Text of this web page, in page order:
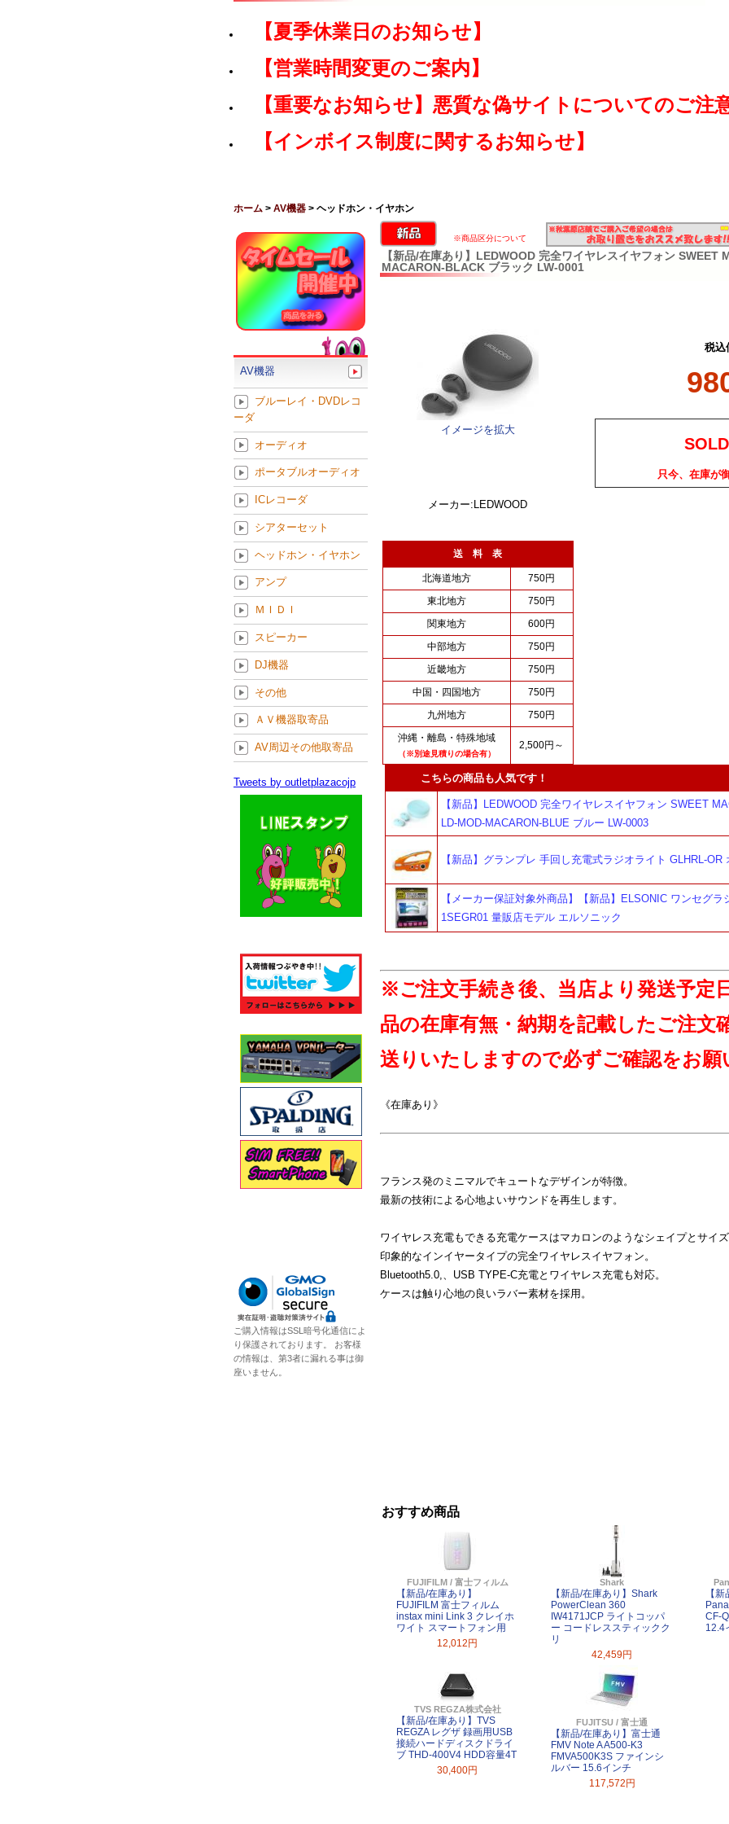
【夏季休業日のお知らせ】
【営業時間変更のご案内】
【重要なお知らせ】悪質な偽サイトについてのご注
【インボイス制度に関するお知らせ】
ホーム > AV機器 > ヘッドホン・イヤホン
※商品区分について
【新品/在庫あり】LEDWOOD 完全ワイヤレスイヤフォン SWEET
MACARON-BLACK ブラック LW-0001
イメージを拡大
メーカー:LEDWOOD
送 料 表
北海道地方
750円
東北地方
750円
関東地方
600円
中部地方
750円
近畿地方
750円
中国・四国地方
750円
九州地方
750円
沖縄・離島・特殊地域
（※別途見積りの場合有）
2,500円～
税込
只今、在庫が
こちらの商品も人気です！
【新品】LEDWOOD 完全ワイヤレスイヤフォン SWEET
LD-MOD-MACARON-BLUE ブルー LW-0003
【新品】グランプレ 手回し充電式ラジオライト GLHRL-OR
【メーカー保証対象外商品】【新品】ELSONIC ワンセグラ
1SEGR01 量販店モデル エルソニック
※ご注文手続き後、当店より発送予定
品の在庫有無・納期を記載したご注文
送りいたしますので必ずご確認をお願
《在庫あり》
フランス発のミニマルでキュートなデザインが特徴。
最新の技術による心地よいサウンドを再生します。
ワイヤレス充電もできる充電ケースはマカロンのようなシェイプとサイ
印象的なインイヤータイプの完全ワイヤレスイヤフォン。
Bluetooth5.0,、USB TYPE-C充電とワイヤレス充電も対応。
ケースは触り心地の良いラバー素材を採用。
おすすめ商品
FUJIFILM / 富士フィルム
【新品/在庫あり】
FUJIFILM 富士フィルム
instax mini Link 3 クレイホ
ワイト スマートフォン用
12,012円
Shark
【新品/在庫あり】Shark
PowerClean 360
IW4171JCP ライトコッパ
ー コードレススティックク
リ
42,459円
【
CF-
12.4
TVS REGZA株式会社
【新品/在庫あり】TVS
REGZA レグザ 録画用USB
接続ハードディスクドライ
ブ THD-400V4 HDD容量4T
30,400円
FUJITSU / 富士通
【新品/在庫あり】富士通
FMV Note A A500-K3
FMVA500K3S ファインシ
ルバー 15.6インチ
117,572円
AV機器
ブルーレイ・DVDレコ
ーダ
オーディオ
ポータブルオーディオ
ICレコーダ
シアターセット
ヘッドホン・イヤホン
アンプ
ＭＩＤＩ
スピーカー
DJ機器
その他
ＡＶ機器取寄品
AV周辺その他取寄品
Tweets by outletplazacojp
ご購入情報はSSL暗号化通信によ
り保護されております。 お客様
の情報は、第3者に漏れる事は御
座いません。